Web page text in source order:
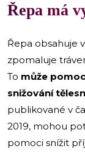
Řepa má
Řepa obsahuje
zpomaluje
To může
snižování
publikované v
2019, mohou
pomoci snížit